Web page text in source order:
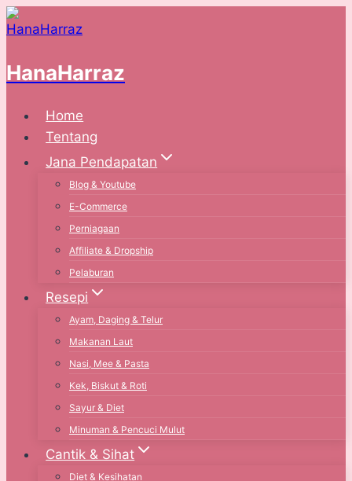
Skip
to
HanaHarraz
Home
Tentang
Jana Pendapatan
Blog & Youtube
E-Commerce
Perniagaan
Affiliate & Dropship
Pelaburan
Resepi
Ayam, Daging & Telur
Makanan Laut
Nasi, Mee & Pasta
Kek, Biskut & Roti
Sayur & Diet
Minuman & Pencuci Mulut
Cantik & Sihat
Diet & Kesihatan